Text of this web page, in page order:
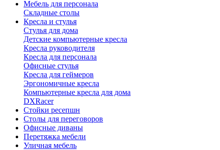
Мебель для персонала
Складные столы
Кресла и стулья
Стулья для дома
Детские компьютерные кресла
Кресла руководителя
Кресла для персонала
Офисные стулья
Кресла для геймеров
Эргономичные кресла
Компьютерные кресла для дома
DXRacer
Стойки ресепшн
Столы для переговоров
Офисные диваны
Перетяжка мебели
Уличная мебель